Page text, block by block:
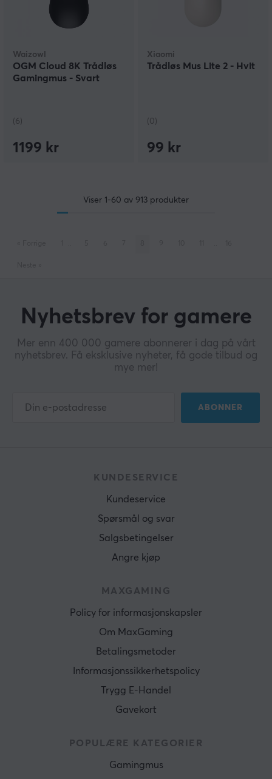
Waizowl
OGM Cloud 8K Trådløs
Gamingmus - Svart
(6)
1199 kr
Xiaomi
Trådløs Mus Lite 2 - Hvit
(0)
99 kr
Viser 1-60 av 913 produkter
Nyhetsbrev for gamere
Mer enn 400 000 gamere abonnerer i dag på vårt
nyhetsbrev. Få eksklusive nyheter, få gode tilbud og
mye mer!
ABONNER
KUNDESERVICE
Kundeservice
Spørsmål og svar
Salgsbetingelser
Angre kjøp
MAXGAMING
Policy for informasjonskapsler
Om MaxGaming
Betalingsmetoder
Informasjonssikkerhetspolicy
Trygg E-Handel
Gavekort
POPULÆRE KATEGORIER
Gamingmus